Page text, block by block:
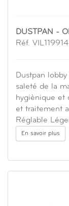
DUSTPAN -
Réf. VIL119914
Dustpan
saleté de la
hygiènique et
et traitement
Réglable
En savoir plus